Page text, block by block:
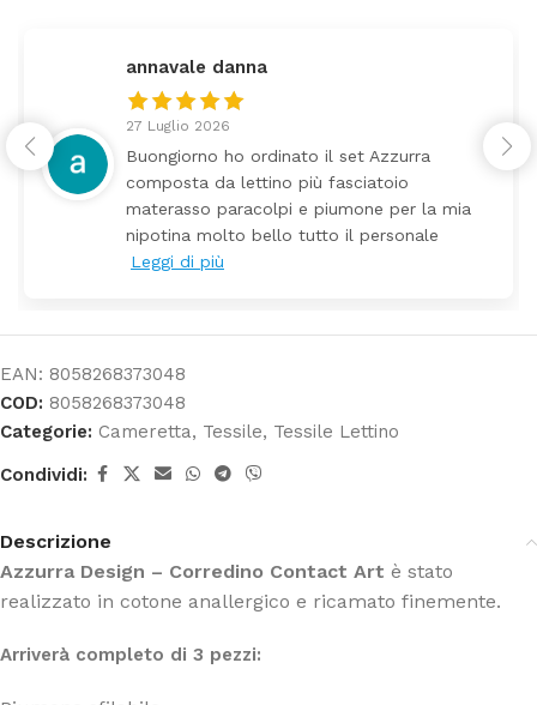
Tutti perfetto! Ho ordinato un
arrivato ben imballato dopo
Prezzo ottimi rispetto la
EAN: 8058268373048
COD: 8058268373048
Categorie: Cameretta, Tessile, Tessile Lettino
Condividi:
Descrizione
Azzurra Design – Corredino Contact Art è stato
realizzato in cotone anallergico e ricamato finemente.
Arriverà completo di 3 pezzi: